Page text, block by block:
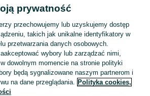
Rower FOLTA Acedo !!!
700 zł
Domasławice
01 sierpnia 2026
prywatność
przechowujemy lub uzyskujemy dostęp
takich jak unikalne identyfikatory w
przetwarzania danych osobowych.
wybory lub zarządzać nimi,
dowolnym momencie na stronie polityki
będą sygnalizowane naszym partnerom i
na dane przeglądania. Polityka cookies,